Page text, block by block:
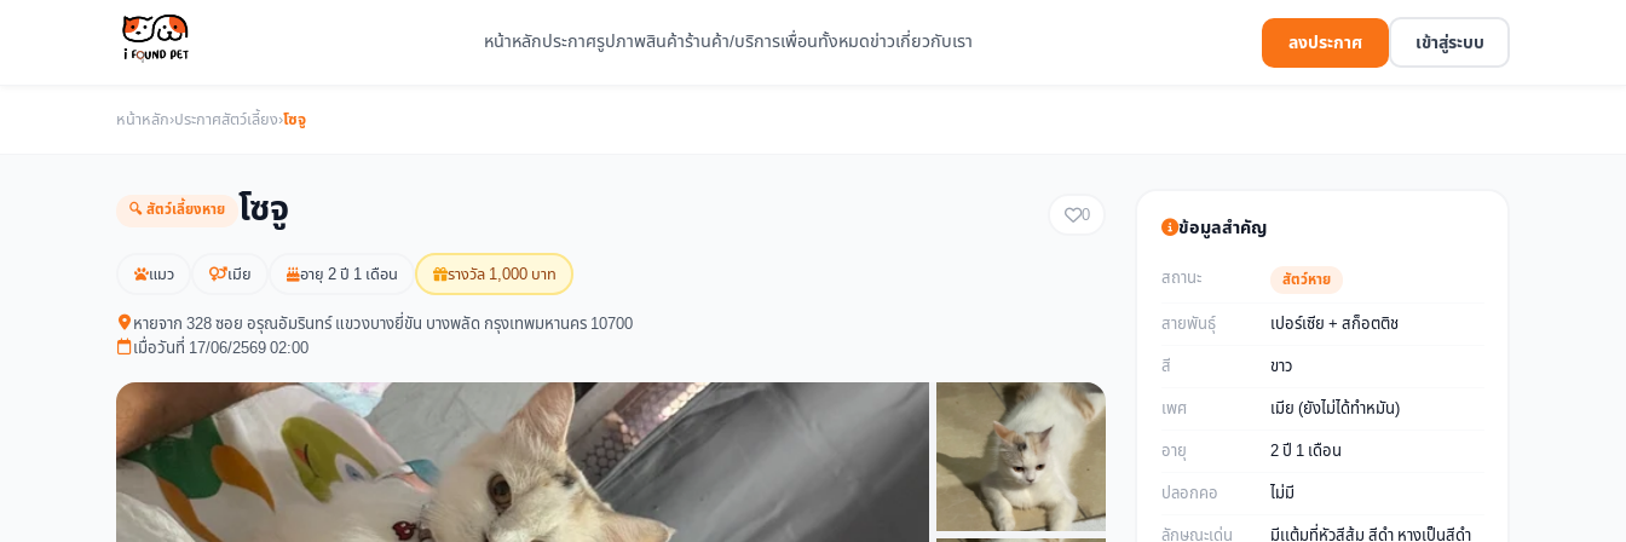
หน้าหลักประกาศรูปภาพสินค้าร้านค้า/บริการเพื่อนทั้งหมดข่าวเกี่ยวกับเรา ลงประกาศ เข้าสู่ระบบ
หน้าหลัก›ประกาศสัตว์เลี้ยง›โซจู
🔍 สัตว์เลี้ยงหาย โซจู 0
แมว เมีย อายุ 2 ปี 1 เดือน รางวัล 1,000 บาท
หายจาก 328 ซอย อรุณอัมรินทร์ แขวงบางยี่ขัน บางพลัด กรุงเทพมหานคร 10700
เมื่อวันที่ 17/06/2569 02:00
ข้อมูลสำคัญ
สถานะ สัตว์หาย
สายพันธุ์
เปอร์เซีย + สก็อตติช
สี
ขาว
เพศ
เมีย (ยังไม่ได้ทำหมัน)
อายุ
2 ปี 1 เดือน
ปลอกคอ
ไม่มี
ลักษณะเด่น
มีเเต้มที่หัวสีส้ม สีดำ หางเป็นสีดำ